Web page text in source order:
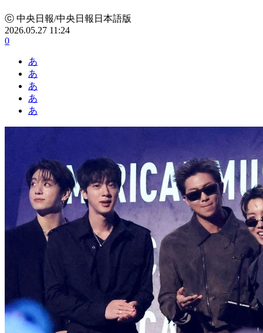
ⓒ 中央日報/中央日報日本語版
2026.05.27 11:24
0
あ
あ
あ
あ
あ